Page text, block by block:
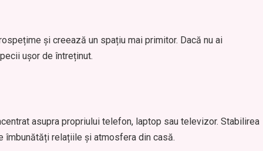
și creează un spațiu mai primitor. Dacă nu ai
ușor de întreținut.
asupra propriului telefon, laptop sau televizor. Stabilirea
relațiile și atmosfera din casă.